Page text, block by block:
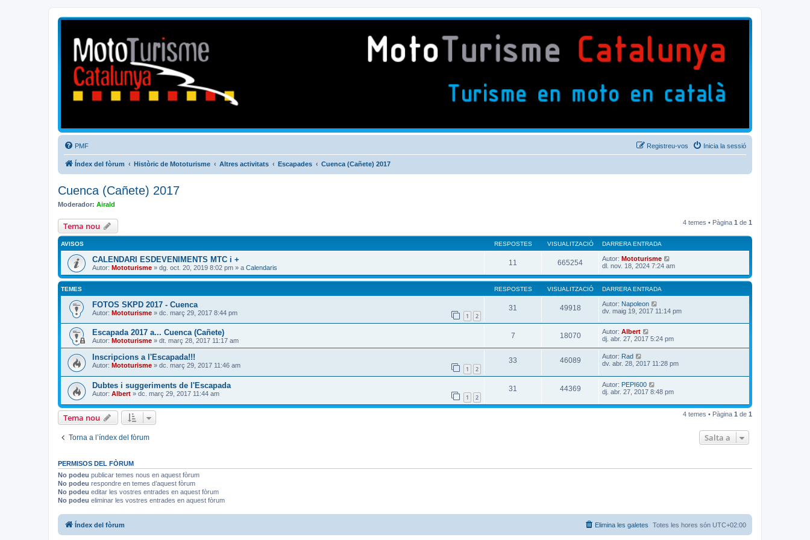
Mototurisme
Turisme en moto en català
PMF Inicia la sessió
Registreu-vos
Índex del fòrum Històric de Mototurisme Altres activitats Escapades Cuenca (Cañete) 2017
Cuenca (Cañete) 2017
Moderador: Airald
Tema nou 4 temes • Pàgina 1 de 1
AVISOS RESPOSTES VISUALITZACIÓ DARRERA ENTRADA
CALENDARI ESDEVENIMENTS MTC i +
Autor: Mototurisme » dg. oct. 20, 2019 8:02 pm » a Calendaris
11 665254 Autor: Mototurisme
dl. nov. 18, 2024 7:24 am
TEMES RESPOSTES VISUALITZACIÓ DARRERA ENTRADA
FOTOS SKPD 2017 - Cuenca
Autor: Mototurisme » dc. març 29, 2017 8:44 pm 1 2
31 49918 Autor: Napoleon
dv. maig 19, 2017 11:14 pm
Escapada 2017 a... Cuenca (Cañete)
Autor: Mototurisme » dt. març 28, 2017 11:17 am
7 18070 Autor: Albert
dj. abr. 27, 2017 5:24 pm
Inscripcions a l'Escapada!!!
Autor: Mototurisme » dc. març 29, 2017 11:46 am 1 2
33 46089 Autor: Rad
dv. abr. 28, 2017 11:28 pm
Dubtes i suggeriments de l'Escapada
Autor: Albert » dc. març 29, 2017 11:44 am 1 2
31 44369 Autor: PEPI600
dj. abr. 27, 2017 8:48 pm
Tema nou 4 temes • Pàgina 1 de 1
Torna a l’índex del fòrum Salta a
PERMISOS DEL FÒRUM
No podeu publicar temes nous en aquest fòrum
No podeu respondre en temes d’aquest fòrum
No podeu editar les vostres entrades en aquest fòrum
No podeu eliminar les vostres entrades en aquest fòrum
Índex del fòrum Totes les hores són UTC+02:00
Elimina les galetes